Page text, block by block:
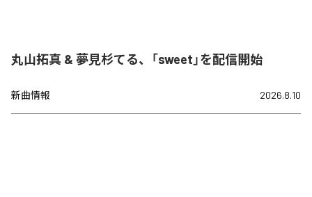
丸山拓真 & 夢見杉てる、「sweet」を配信開始
新曲情報 2026.8.10